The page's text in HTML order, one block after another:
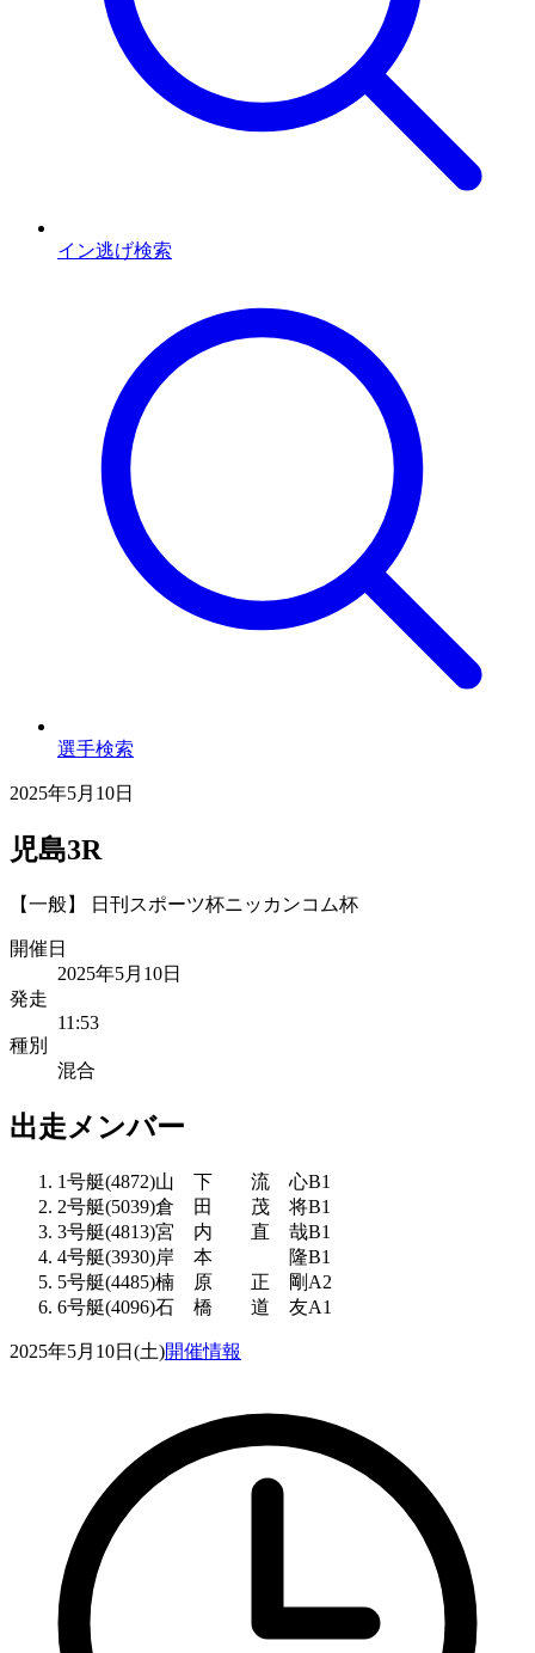
イン逃げ検索
選手検索
2025年5月10日
児島3R
【一般】 日刊スポーツ杯ニッカンコム杯
開催日
2025年5月10日
発走
11:53
種別
混合
出走メンバー
1号艇(4872)山 下 流 心B1
2号艇(5039)倉 田 茂 将B1
3号艇(4813)宮 内 直 哉B1
4号艇(3930)岸 本 隆B1
5号艇(4485)楠 原 正 剛 A2
6号艇(4096)石 橋 道 友A1
2025年5月10日(土)開催情報